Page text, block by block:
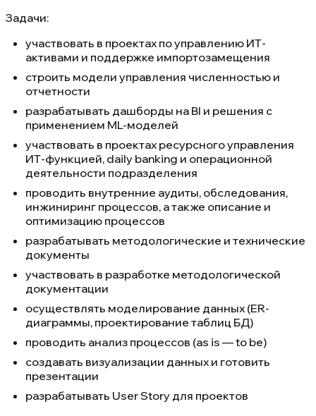
Задачи:
участвовать в проектах по управлению ИТ-
активами и поддержке импортозамещения
строить модели управления численностью и
отчетности
разрабатывать дашборды на BI и решения с
применением ML-моделей
участвовать в проектах ресурсного управления
ИТ-функцией, daily banking и операционной
деятельности подразделения
проводить внутренние аудиты, обследования,
инжиниринг процессов, а также описание и
оптимизацию процессов
разрабатывать методологические и технические
документы
участвовать в разработке методологической
документации
осуществлять моделирование данных (ER-
диаграммы, проектирование таблиц БД)
проводить анализ процессов (as is — to be)
создавать визуализации данных и готовить
презентации
разрабатывать User Story для проектов